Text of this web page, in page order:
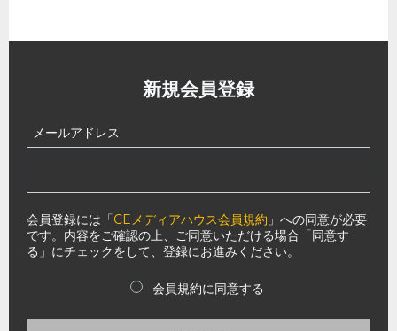
新規会員登録
メールアドレス
会員登録には「CEメディアハウス会員規約 」への同意が必要
です。内容をご確認の上、ご同意いただける場合「同意す
る」にチェックをして、登録にお進みください。
会員規約に同意する